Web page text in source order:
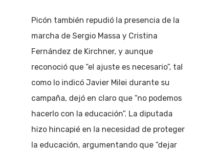
Picón también repudió la presencia de la
marcha de Sergio Massa y Cristina
Fernández de Kirchner, y aunque
reconoció que “el ajuste es necesario”, tal
como lo indicó Javier Milei durante su
campaña, dejó en claro que “no podemos
hacerlo con la educación”. La diputada
hizo hincapié en la necesidad de proteger
la educación, argumentando que “dejar